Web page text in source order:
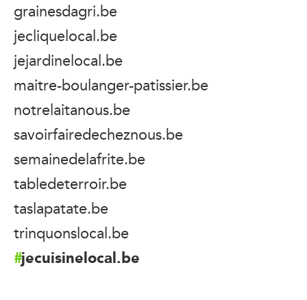
grainesdagri.be
jecliquelocal.be
jejardinelocal.be
maitre-boulanger-patissier.be
notrelaitanous.be
savoirfairedecheznous.be
semainedelafrite.be
tabledeterroir.be
taslapatate.be
trinquonslocal.be
jecuisinelocal.be